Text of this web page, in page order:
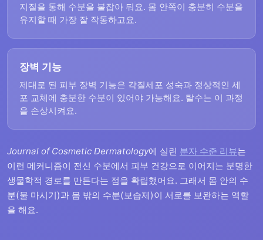
지질을 통해 수분을 붙잡아 둬요. 몸 안쪽이 충분히 수분을
유지할 때 가장 잘 작동하고요.
장벽 기능
제대로 된 피부 장벽 기능은 각질세포 성숙과 정상적인 세
포 교체에 충분한 수분이 있어야 가능해요. 탈수는 이 과정
을 손상시켜요.
Journal of Cosmetic Dermatology에 실린 분자 수준 리뷰는
이런 메커니즘이 전신 수분에서 피부 건강으로 이어지는 분명한
생물학적 경로를 만든다는 점을 확립했어요. 그래서 몸 안의 수
분(물 마시기)과 몸 밖의 수분(보습제)이 서로를 보완하는 역할
을 해요.